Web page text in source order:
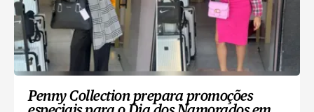
Penny Collection prepara promoções